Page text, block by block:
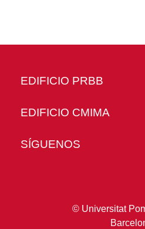
EDIFICIO PRBB
EDIFICIO CMIMA
SÍGUENOS
© Universitat